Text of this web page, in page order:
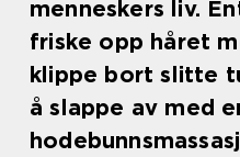
menneskers liv.
friske opp håret
klippe bort slitte
å slappe av med